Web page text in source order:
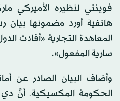
فوينتي لنظيره الأميركي
هاتفية أورد مضمونها
المعاهدة التجارية «أفادت
سارية المفعول».
وأضاف البيان الصادر عن
الحكومة المكسيكية، أنَّ